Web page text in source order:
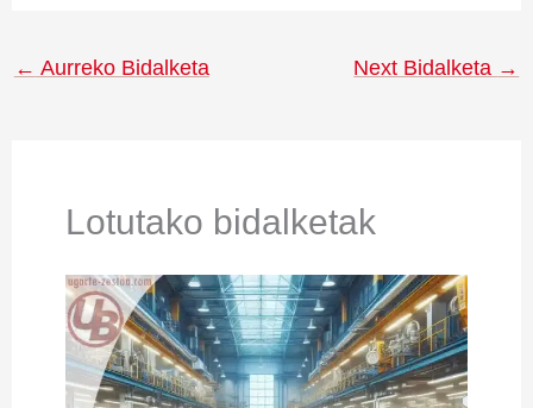
← Aurreko Bidalketa Next Bidalketa →
Lotutako bidalketak